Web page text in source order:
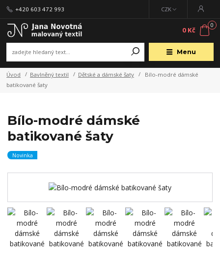
Menu
CZK
+420 603 472 993
0
0 Kč
Úvod Bavlněný textil Dětské a dámské šaty
Bílo-modré dámské
batikované šaty
Bílo-modré dámské
batikované šaty
Novinka